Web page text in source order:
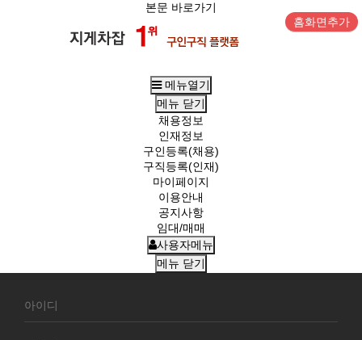
본문 바로가기
홈화면추가
메뉴열기
메뉴 닫기
채용정보
인재정보
구인등록(채용)
구직등록(인재)
마이페이지
이용안내
공지사항
임대/매매
사용자메뉴
메뉴 닫기
원